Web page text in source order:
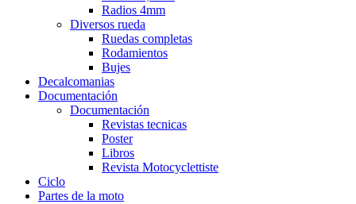
Radios 4mm
Diversos rueda
Ruedas completas
Rodamientos
Bujes
Decalcomanias
Documentación
Documentación
Revistas tecnicas
Poster
Libros
Revista Motocyclettiste
Ciclo
Partes de la moto